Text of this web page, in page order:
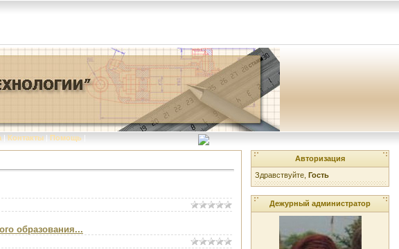
| Контакты | Помощь |
образования...
Авторизация
Здравствуйте, Гость
Дежурный администратор